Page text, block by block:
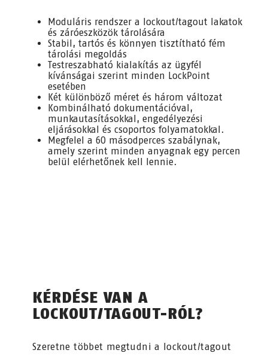
Moduláris rendszer a lockout/tagout lakatok
és záróeszközök tárolására
Stabil, tartós és könnyen tisztítható fém
tárolási megoldás
Testreszabható kialakítás az ügyfél
kívánságai szerint minden LockPoint
esetében
Két különböző méret és három változat
Kombinálható dokumentációval,
munkautasításokkal, engedélyezési
eljárásokkal és csoportos folyamatokkal.
Megfelel a 60 másodperces szabálynak,
amely szerint minden anyagnak egy percen
belül elérhetőnek kell lennie.
KÉRDÉSE VAN A
LOCKOUT/TAGOUT-RÓL?
Szeretne többet megtudni a lockout/tagout